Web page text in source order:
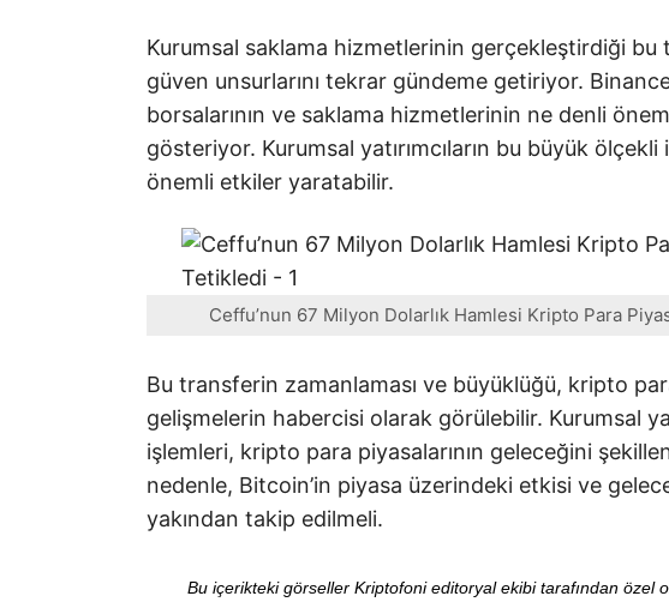
Kurumsal saklama hizmetlerinin gerçekleştirdiği
güven unsurlarını tekrar gündeme getiriyor.
borsalarının ve saklama hizmetlerinin ne denli
gösteriyor. Kurumsal yatırımcıların bu büyük
önemli etkiler yaratabilir.
Ceffu’nun 67 Milyon Dolarlık Hamlesi Kripto Para
Bu transferin zamanlaması ve büyüklüğü, kripto
gelişmelerin habercisi olarak görülebilir. Kurumsal
işlemleri, kripto para piyasalarının geleceğini
nedenle, Bitcoin’in piyasa üzerindeki etkisi ve
yakından takip edilmeli.
Bu içerikteki görseller Kriptofoni editoryal ekibi tarafından özel